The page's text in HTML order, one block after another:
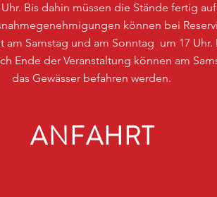
Bis dahin müssen die Stände fertig
können bei
am Samstag und am Sonntag um 17
Ende der Veranstaltung können am
das Gewässer befahren werden.
ANFAHRT